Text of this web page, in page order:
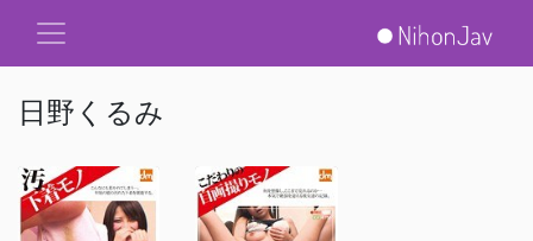
日野くるみ